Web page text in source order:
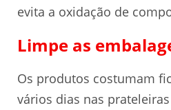
evita a oxidação de
Limpe as
Os produtos costumam
vários dias nas